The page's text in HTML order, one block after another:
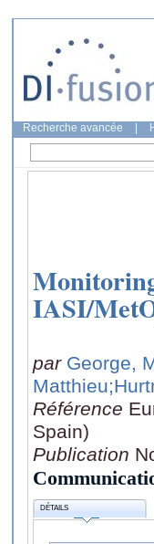
Recherche avancée
IASI/
par George,
Matthieu
Référence
Spain)
Publication
DÉTAILS